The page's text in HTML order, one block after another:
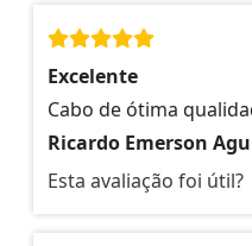
Excelente
Cabo de ótima
Ricardo Emerson
Esta avaliação foi útil?